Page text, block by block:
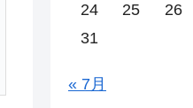
24
25 26
31
« 7月